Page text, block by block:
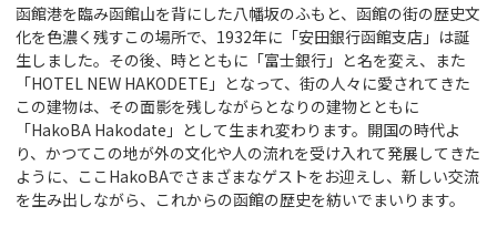
函館港を臨み函館山を背にした八幡坂のふもと、函館の街の歴史文
化を色濃く残すこの場所で、1932年に「安田銀行函館支店」は誕
生しました。その後、時とともに「富士銀行」と名を変え、また
「HOTEL NEW HAKODETE」となって、街の人々に愛されてきた
この建物は、その面影を残しながらとなりの建物とともに
「HakoBA Hakodate」として生まれ変わります。開国の時代よ
り、かつてこの地が外の文化や人の流れを受け入れて発展してきた
ように、ここHakoBAでさまざまなゲストをお迎えし、新しい交流
を生み出しながら、これからの函館の歴史を紡いでまいります。